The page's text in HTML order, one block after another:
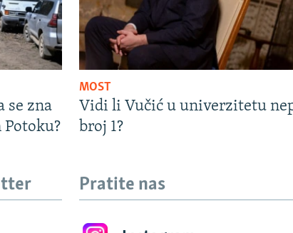
se zna
MOST
Vidi li Vučić u univerzitetu
broj 1?
Pratite nas